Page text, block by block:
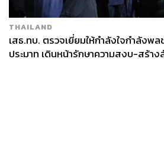
THAILAND
เสธ.ทบ. ตรวจเยี่ยมให้กำลังใจกำลังพล
ประมาท เดินหน้ารักษาความสงบ-สร้า